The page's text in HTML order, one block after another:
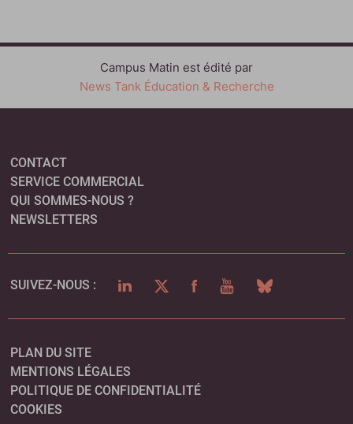
Campus Matin est édité par
News Tank Éducation & Recherche
CONTACT
SERVICE COMMERCIAL
QUI SOMMES-NOUS ?
NEWSLETTERS
SUIVEZ-NOUS : LINKEDINTWITTERFACEBOOKYOUTUBEBLUESKY
PLAN DU SITE
MENTIONS LÉGALES
POLITIQUE DE CONFIDENTIALITÉ
COOKIES